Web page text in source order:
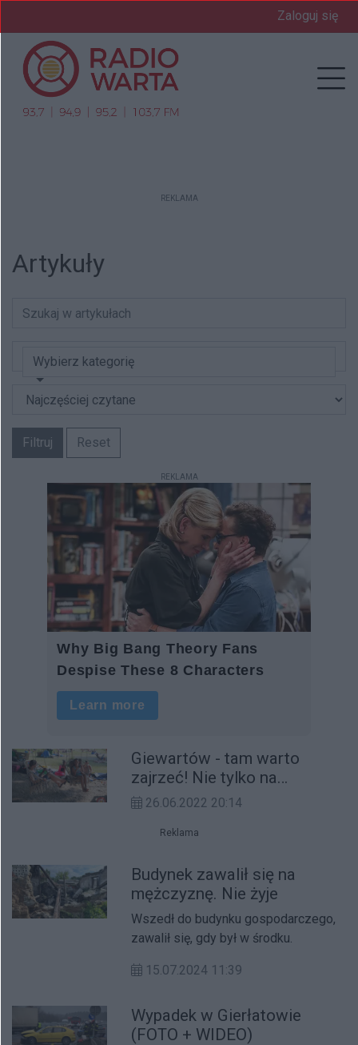
Zaloguj się
REKLAMA
Artykuły
Wybierz kategorię
Filtruj Reset
REKLAMA
Giewartów - tam warto
zajrzeć! Nie tylko na
weekend (galeria)
26.06.2022 20:14
Reklama
Budynek zawalił się na
mężczyznę. Nie żyje
Wszedł do budynku gospodarczego,
zawalił się, gdy był w środku.
15.07.2024 11:39
Wypadek w Gierłatowie
(FOTO + WIDEO)